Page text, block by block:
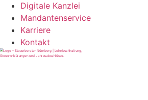
Digitale Kanzlei
Mandantenservice
Karriere
Kontakt